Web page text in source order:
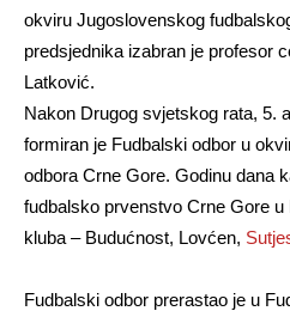
okviru Jugoslovenskog
predsjednika izabran je profesor
Latković.
Nakon Drugog svjetskog rata, 5.
formiran je Fudbalski odbor u
odbora Crne Gore. Godinu dana
fudbalsko prvenstvo Crne Gore
kluba – Budućnost, Lovćen,
Fudbalski odbor prerastao je u